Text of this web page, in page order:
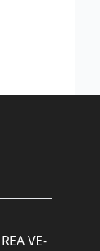
VE-